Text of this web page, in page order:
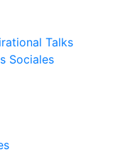
Talks
Sociales